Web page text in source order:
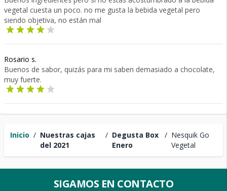
Inicio / Nuestras cajas
del 2021
/ Degusta Box
Enero
/ Nesquik Go
Vegetal
vegetal cuesta un poco. no me gusta la bebida vegetal pero
siendo objetiva, no están mal
Rosario s.
Buenos de sabor, quizás para mi saben demasiado a chocolate,
muy fuerte.
SIGAMOS EN CONTACTO